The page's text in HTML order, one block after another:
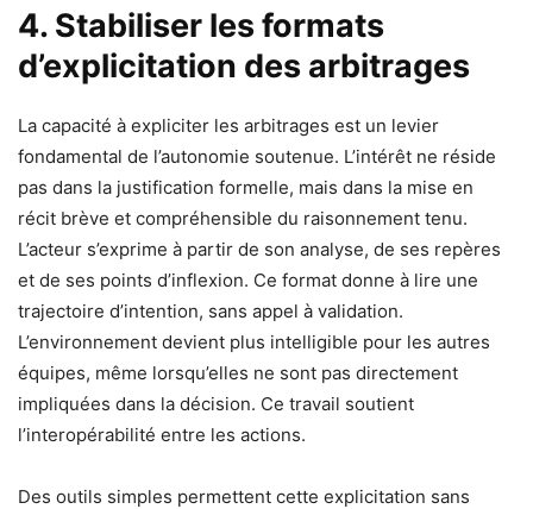
4. Stabiliser les formats
d’explicitation des arbitrages
La capacité à expliciter les arbitrages est un levier
fondamental de l’autonomie soutenue. L’intérêt ne réside
pas dans la justification formelle, mais dans la mise en
récit brève et compréhensible du raisonnement tenu.
L’acteur s’exprime à partir de son analyse, de ses repères
et de ses points d’inflexion. Ce format donne à lire une
trajectoire d’intention, sans appel à validation.
L’environnement devient plus intelligible pour les autres
équipes, même lorsqu’elles ne sont pas directement
impliquées dans la décision. Ce travail soutient
l’interopérabilité entre les actions.
Des outils simples permettent cette explicitation sans